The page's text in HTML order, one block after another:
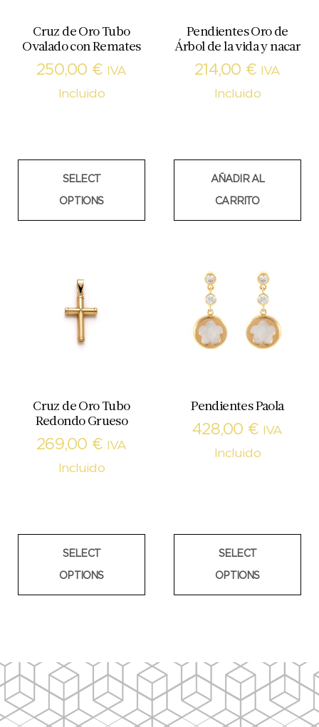
Cruz de Oro Tubo
Ovalado con Remates
250,00 €
IVA
Incluido
SELECT
OPTIONS
Pendientes Oro de
Árbol de la vida y nacar
214,00 €
IVA
Incluido
AÑADIR AL
CARRITO
Cruz de Oro Tubo
Redondo Grueso
269,00 €
IVA
Incluido
SELECT
OPTIONS
Pendientes Paola
428,00 €
IVA
Incluido
SELECT
OPTIONS